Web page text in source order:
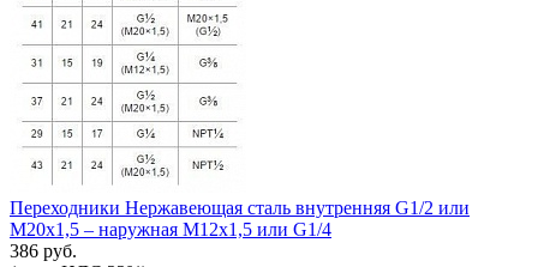
Переходники Нержавеющая сталь внутренняя G1/2 или
М20х1,5 – наружная М12х1,5 или G1/4
386 руб.